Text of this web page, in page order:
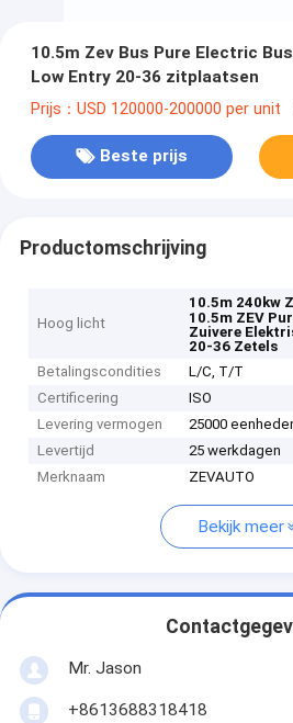
10.5m Zev Bus Pure Electric
Low Entry 20-36 zitplaatsen
Prijs：USD 120000-200000 per unit
Beste prijs
Productomschrijving
Hoog licht
10.5m 240kw
10.5m ZEV
Zuivere
20-36 Zetels
Betalingscondities
L/C, T/T
Certificering
ISO
Levering vermogen
25000
Levertijd
25 werkdagen
Merknaam
ZEVAUTO
Bekijk meer
Mr. Jason
+8613688318418